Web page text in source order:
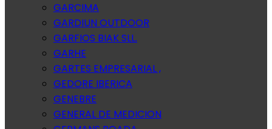
GARCIMA
GARDIUN OUTDOOR
GARFIOS BIAK SLL.
GARHE
GARTES EMPRESARIAL ,
GEDORE IBERICA
GENEBRE
GENERAL DE MEDICION